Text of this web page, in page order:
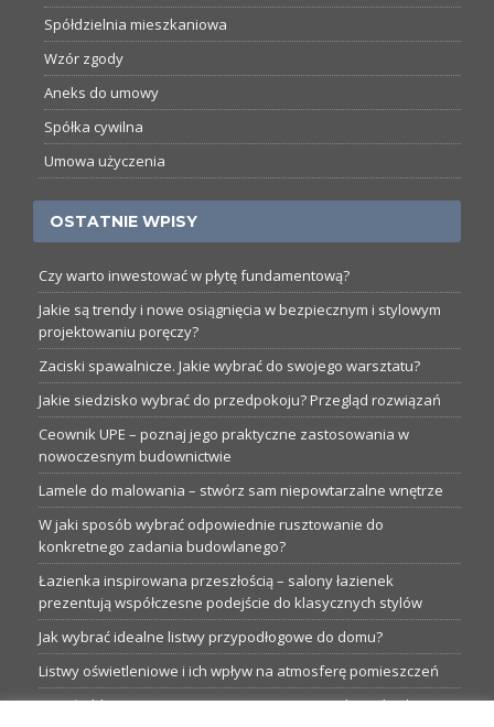
Spółdzielnia mieszkaniowa
Wzór zgody
Aneks do umowy
Spółka cywilna
Umowa użyczenia
OSTATNIE WPISY
Czy warto inwestować w płytę fundamentową?
Jakie są trendy i nowe osiągnięcia w bezpiecznym i stylowym
projektowaniu poręczy?
Zaciski spawalnicze. Jakie wybrać do swojego warsztatu?
Jakie siedzisko wybrać do przedpokoju? Przegląd rozwiązań
Ceownik UPE – poznaj jego praktyczne zastosowania w
nowoczesnym budownictwie
Lamele do malowania – stwórz sam niepowtarzalne wnętrze
W jaki sposób wybrać odpowiednie rusztowanie do
konkretnego zadania budowlanego?
Łazienka inspirowana przeszłością – salony łazienek
prezentują współczesne podejście do klasycznych stylów
Jak wybrać idealne listwy przypodłogowe do domu?
Listwy oświetleniowe i ich wpływ na atmosferę pomieszczeń
Garaże blaszane: Nieocenione magazyny podczas budowy